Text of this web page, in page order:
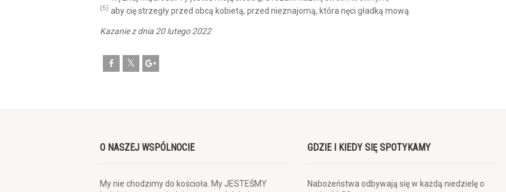
(5) aby cię strzegły przed obcą kobietą, przed nieznajomą, która nęci gładką mową.
Kazanie z dnia 20 lutego 2022
O NASZEJ WSPÓLNOCIE
My nie chodzimy do kościoła. My JESTEŚMY
GDZIE I KIEDY SIĘ SPOTYKAMY
Nabożeństwa odbywają się w każdą niedzielę o